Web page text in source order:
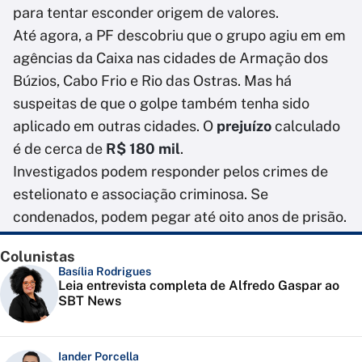
para tentar esconder origem de valores.
Até agora, a PF descobriu que o grupo agiu em em
agências da Caixa nas cidades de Armação dos
Búzios, Cabo Frio e Rio das Ostras. Mas há
suspeitas de que o golpe também tenha sido
aplicado em outras cidades. O prejuízocalculado
é de cerca de R$ 180 mil.
Investigados podem responder pelos crimes de
estelionato e associação criminosa. Se
condenados, podem pegar até oito anos de prisão.
Colunistas
Basília Rodrigues
Leia entrevista completa de Alfredo Gaspar ao
SBT News
Iander Porcella